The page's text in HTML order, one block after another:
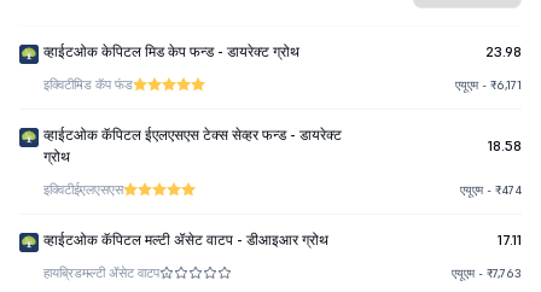
व्हाईटओक केपिटल मिड केप फन्ड - डायरेक्ट ग्रोथ 23.98
इक्विटीमिड कॅप फंड एयूएम - ₹6,171
व्हाईटओक कॅपिटल ईएलएसएस टेक्स सेव्हर फन्ड - डायरेक्ट
ग्रोथ
18.58
इक्विटीईएलएसएस एयूएम - ₹474
व्हाईटओक कॅपिटल मल्टी ॲसेट वाटप - डीआइआर ग्रोथ 17.11
हायब्रिडमल्टी ॲसेट वाटप एयूएम - ₹7,763